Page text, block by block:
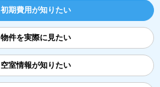
初期費用が知りたい
物件を実際に見たい
空室情報が知りたい